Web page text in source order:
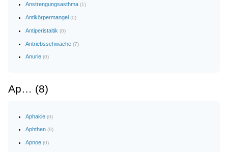
Anstrengungsasthma (1)
Antikörpermangel (0)
Antiperistaltik (0)
Antriebsschwäche (7)
Anurie (0)
Ap… (8)
Aphakie (0)
Aphthen (9)
Apnoe (0)